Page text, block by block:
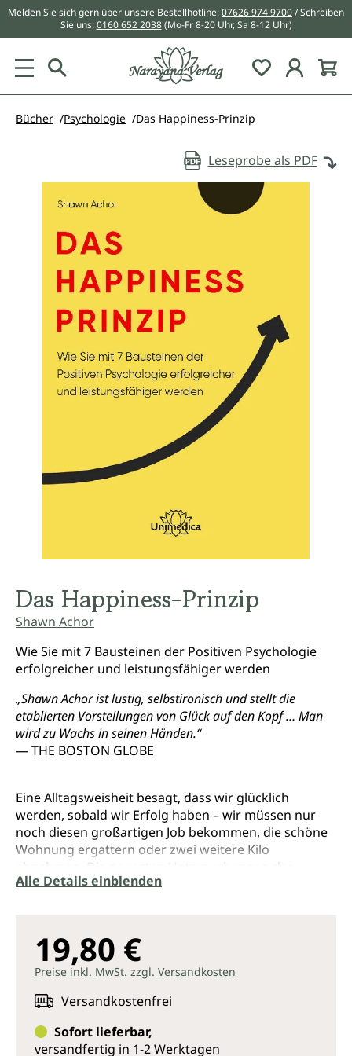
springen
Melden Sie sich gern über unsere Bestellhotline:07626 974 9700/ Schreiben
Sie uns:0160 652 2038 (Mo-Fr 8-20 Uhr, Sa 8-12 Uhr)
Du hast 0
Bücher Psychologie Das Happiness-Prinzip
Leseprobe als PDF
Das Happiness-Prinzip
Shawn Achor
Wie Sie mit 7 Bausteinen der Positiven Psychologie
erfolgreicher und leistungsfähiger werden
„Shawn Achor ist lustig, selbstironisch und stellt die
etablierten Vorstellungen von Glück auf den Kopf … Man
wird zu Wachs in seinen Händen.“
— THE BOSTON GLOBE
Eine Alltagsweisheit besagt, dass wir glücklich
werden, sobald wir Erfolg haben – wir müssen nur
noch diesen großartigen Job bekommen, die schöne
Wohnung ergattern oder zwei weitere Kilo
abnehmen. Die neuesten Untersuchungen der
Positiven Psychologie zeigen, dass dieses Prinzip
In DAS HAPPINESS-PRINZIP stellt der New-York-Times-
Bestseller-Autor sein bahnbrechendes Konzept vor. Er
zeigt auf, wie kleine Veränderungen in unserer
Denkweise und unseren Gewohnheiten Großes
ein erfolgreiches Leben erarbeitet, beispielsweise:
DER ANGELPUNKT UND DER HEBEL: Wie eine
Alle Details einblenden
19,80 €
Preise inkl. MwSt. zzgl. Versandkosten
Versandkostenfrei
Sofort lieferbar,
versandfertig in 1-2 Werktagen